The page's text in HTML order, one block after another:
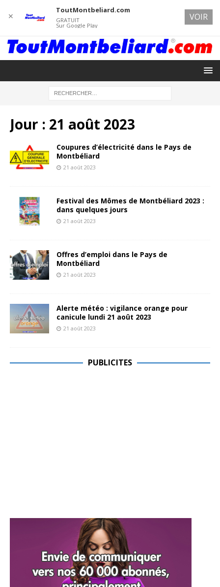
Jour : 21 août 2023
Coupures d’électricité dans le Pays de
Montbéliard
21 août 2023
Festival des Mômes de Montbéliard 2023 :
dans quelques jours
21 août 2023
Offres d’emploi dans le Pays de
Montbéliard
21 août 2023
Alerte météo : vigilance orange pour
canicule lundi 21 août 2023
21 août 2023
PUBLICITES
✕
ToutMontbeliard.com
GRATUIT
Sur Google Play
VOIR